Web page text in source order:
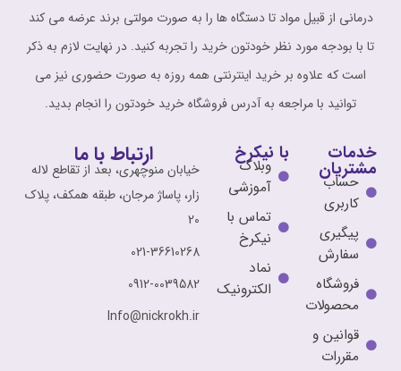
درمانی از قبیل مواد تا دستگاه ها را به صورت مولتی برند عرضه می کند
تا با بودجه مورد نظر خودتون خرید را تجربه کنید. در نهایت لازم به ذکر
است که علاوه بر خرید اینترنتی همه روزه به صورت حضوری نیز می
توانید با مراجعه به آدرس فروشگاه خرید خودتون را انجام بدید.
خدمات
مشتریان
حساب
کاربری
پیگیری
سفارش
فروشگاه
محصولات
قوانین و
مقررات
با نیکرخ
وبلاگ
آموزشی
تماس با
نیکرخ
نماد
الکترونیک
ارتباط با ما
خیابان منوچهری، بعد از تقاطع لاله
زار، پاساژ مرجان، طبقه همکف، پلاک
20
021-36610268
0912-0039582
Info@nickrokh.ir